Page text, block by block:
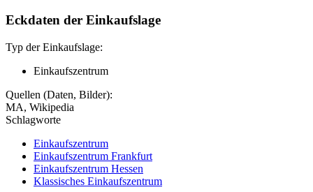
Eckdaten der Einkaufslage
Typ der Einkaufslage:
Einkaufszentrum
Quellen (Daten, Bilder):
MA, Wikipedia
Schlagworte
Einkaufszentrum
Einkaufszentrum Frankfurt
Einkaufszentrum Hessen
Klassisches Einkaufszentrum